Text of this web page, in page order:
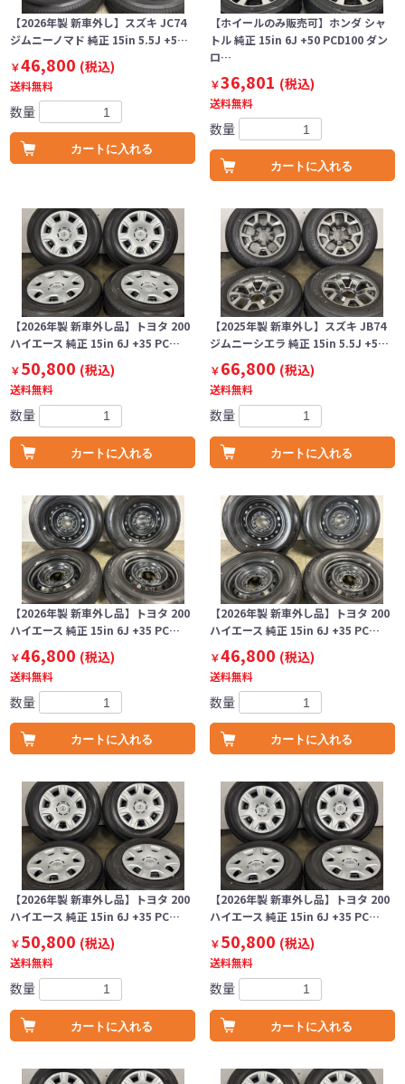
【2026年製 新車外し】スズキ JC74
ジムニーノマド 純正 15in 5.5J +5…
￥46,800 (税込)
送料無料
数量
カートに入れる
【ホイールのみ販売可】ホンダ シャ
トル 純正 15in 6J +50 PCD100 ダン
ロ…
￥36,801 (税込)
送料無料
数量
カートに入れる
【2026年製 新車外し品】トヨタ 200
ハイエース 純正 15in 6J +35 PC…
￥50,800 (税込)
送料無料
数量
カートに入れる
【2025年製 新車外し】スズキ JB74
ジムニーシエラ 純正 15in 5.5J +5…
￥66,800 (税込)
送料無料
数量
カートに入れる
【2026年製 新車外し品】トヨタ 200
ハイエース 純正 15in 6J +35 PC…
￥46,800 (税込)
送料無料
数量
カートに入れる
【2026年製 新車外し品】トヨタ 200
ハイエース 純正 15in 6J +35 PC…
￥46,800 (税込)
送料無料
数量
カートに入れる
【2026年製 新車外し品】トヨタ 200
ハイエース 純正 15in 6J +35 PC…
￥50,800 (税込)
送料無料
数量
カートに入れる
【2026年製 新車外し品】トヨタ 200
ハイエース 純正 15in 6J +35 PC…
￥50,800 (税込)
送料無料
数量
カートに入れる